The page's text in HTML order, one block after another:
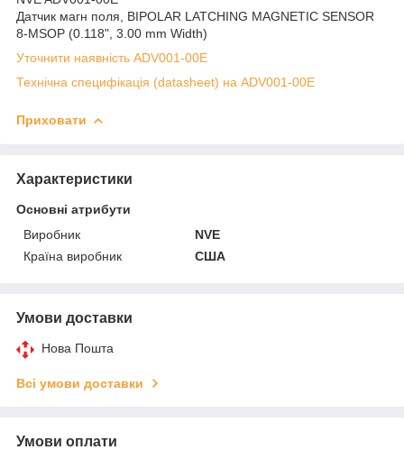
Датчик магн поля, BIPOLAR LATCHING MAGNETIC SENSOR
8-MSOP (0.118", 3.00 mm Width)
Уточнити наявність ADV001-00E
Технічна специфікація (datasheet) на ADV001-00E
Приховати
Характеристики
Основні атрибути
Виробник
NVE
Країна виробник
США
Умови доставки
Нова Пошта
Всі умови доставки
Умови оплати